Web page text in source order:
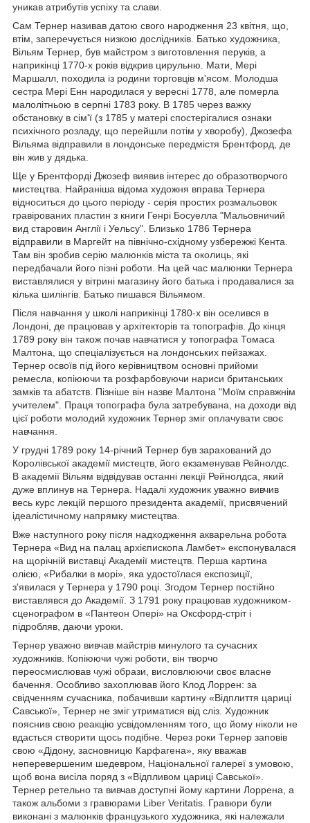
уникав атрибутів успіху та слави.
Сам Тернер називав датою свого народження 23 квітня, що,
втім, заперечується низкою дослідників. Батько художника,
Вільям Тернер, був майстром з виготовлення перуків, а
наприкінці 1770-х років відкрив цирульню. Мати, Мері
Маршалл, походила із родини торговців м'ясом. Молодша
сестра Мері Енн народилася у вересні 1778, але померла
малолітньою в серпні 1783 року. В 1785 через важку
обстановку в сім'ї (з 1785 у матері спостерігалися ознаки
психічного розладу, що перейшли потім у хворобу), Джозефа
Вільяма відправили в лондонське передмістя Брентфорд, де
він жив у дядька.
Ще у Брентфорді Джозеф виявив інтерес до образотворчого
мистецтва. Найраніша відома художня вправа Тернера
відноситься до цього періоду - серія простих розмальовок
гравірованих пластин з книги Генрі Босуелла "Мальовничий
вид старовин Англії і Уельсу". Близько 1786 Тернера
відправили в Маргейт на північно-східному узбережжі Кента.
Там він зробив серію малюнків міста та околиць, які
передбачали його пізні роботи. На цей час малюнки Тернера
виставлялися у вітрині магазину його батька і продавалися за
кілька шилінгів. Батько пишався Вільямом.
Після навчання у школі наприкінці 1780-х він оселився в
Лондоні, де працював у архітекторів та топографів. До кінця
1789 року він також почав навчатися у топографа Томаса
Малтона, що спеціалізується на лондонських пейзажах.
Тернер освоїв під його керівництвом основні прийоми
ремесла, копіюючи та розфарбовуючи нариси британських
замків та абатств. Пізніше він назве Малтона "Моїм справжнім
учителем". Праця топографа була затребувана, на доходи від
цієї роботи молодий художник Тернер зміг оплачувати своє
навчання.
У грудні 1789 року 14-річний Тернер був зарахований до
Королівської академії мистецтв, його екзаменував Рейнолдс.
В академії Вільям відвідував останні лекції Рейнолдса, який
дуже вплинув на Тернера. Надалі художник уважно вивчив
весь курс лекцій першого президента академії, присвячений
ідеалістичному напрямку мистецтва.
Вже наступного року після надходження акварельна робота
Тернера «Вид на палац архієпископа Ламбет» експонувалася
на щорічній виставці Академії мистецтв. Перша картина
олією, «Рибалки в морі», яка удостоїлася експозиції,
з'явилася у Тернера у 1790 році. Згодом Тернер постійно
виставлявся до Академії. З 1791 року працював художником-
сценографом в «Пантеон Опері» на Оксфорд-стріт і
підробляв, даючи уроки.
Тернер уважно вивчав майстрів минулого та сучасних
художників. Копіюючи чужі роботи, він творчо
переосмислював чужі образи, висловлюючи своє власне
бачення. Особливо захоплював його Клод Лоррен: за
свідченням сучасника, побачивши картину «Відплиття цариці
Савської», Тернер не зміг утриматися від сліз. Художник
пояснив свою реакцію усвідомленням того, що йому ніколи не
вдасться створити щось подібне. Через роки Тернер заповів
свою «Дідону, засновницю Карфагена», яку вважав
неперевершеним шедевром, Національної галереї з умовою,
щоб вона висіла поряд з «Відпливом цариці Савської».
Тернер ретельно та вивчав доступні йому картини Лоррена, а
також альбоми з гравюрами Liber Veritatis. Гравюри були
виконані з малюнків французького художника, які належали